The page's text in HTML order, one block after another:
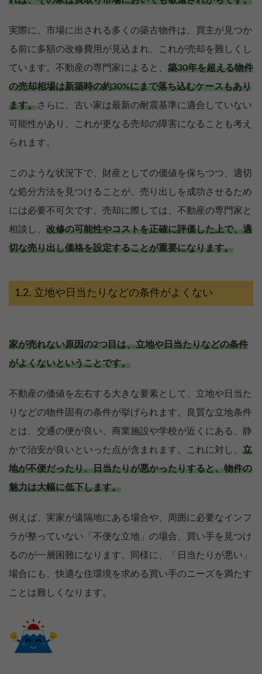
実際に、市場に出される多くの築古物件は、買主が見つか
る前に多額の改修費用が見込まれ、これが売却を難しくし
ています。不動産の専門家によると、 築30年を超える物件
の売却相場は新築時の約30%にまで落ち込むケースもあり
ます。さらに、古い家は最新の耐震基準に適合していない
可能性があり、これが更なる売却の障害になることも考え
られます。
このような状況下で、財産としての価値を保ちつつ、適切
な処分方法を見つけることが、売り出しを成功させるため
には必要不可欠です。売却に際しては、不動産の専門家と
相談し、 改修の可能性やコストを正確に評価した上で、適
切な売り出し価格を設定することが重要になります。
立地や日当たりなどの条件がよくない
家が売れない原因の2つ目は、立地や日当たりなどの条件
がよくないということです。
不動産の価値を左右する大きな要素として、立地や日当た
りなどの物件固有の条件が挙げられます。良質な立地条件
とは、交通の便が良い、商業施設や学校が近くにある、静
かで治安が良いといった点が含まれます。これに対し、 立
地が不便だったり、日当たりが悪かったりすると、物件の
魅力は大幅に低下します。
例えば、実家が遠隔地にある場合や、周囲に必要なインフ
ラが整っていない「不便な立地」の場合、買い手を見つけ
るのが一層困難になります。同様に、「日当たりが悪い」
場合にも、快適な住環境を求める買い手のニーズを満たす
ことは難しくなります。